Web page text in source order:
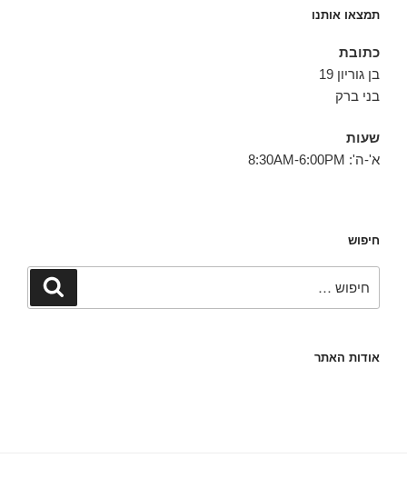
תמצאו אותנו
כתובת
בן גוריון 19
בני ברק
שעות
א'-ה': 8:30AM-6:00PM
חיפוש
חיפוש
אודות האתר